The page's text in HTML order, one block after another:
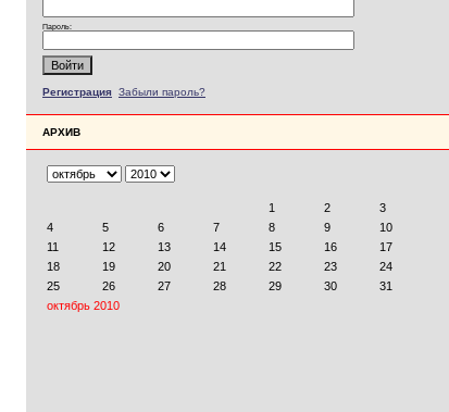
Пароль:
Регистрация Забыли пароль?
АРХИВ